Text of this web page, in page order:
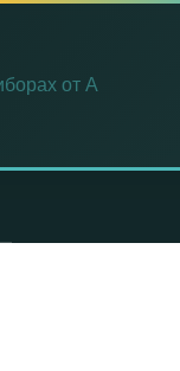
от А